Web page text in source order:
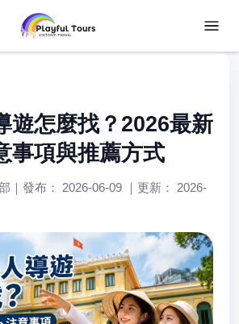
遊怎麼找？2026最新
事項與推薦方式
｜發布： 2026-06-09 ｜更新： 2026-